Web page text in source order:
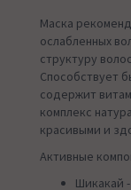
Маска
ослабленных
структуру
Способствует
содержит
комплекс
красивыми и
Активные
Шикакай